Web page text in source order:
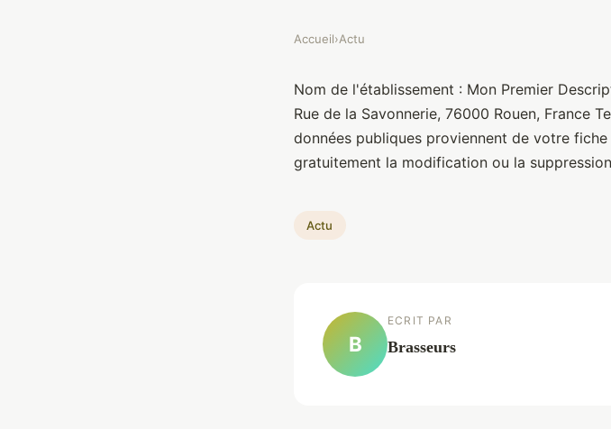
Accueil›Actu
Nom de l'établissement : Mon Premier
Rue de la Savonnerie, 76000 Rouen, France
données publiques proviennent de votre
gratuitement la modification ou la
Actu
B
ECRIT PAR
Brasseurs